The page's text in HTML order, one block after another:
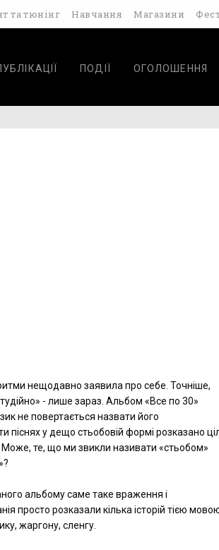
та тюнінг Навчання Магазини
ПОДІЇ ОГОЛОШЕННЯ
нещодавно заявила про себе. Точніше,
- лише зараз. Альбом «Все по 30»
не повертається назвати його
піснях у дещо стьобовій формі розказано
Може, те, що ми звикли називати «стьобом»
альбому саме таке враження і
просто розказали кілька історій тією
жаргону, сленгу.